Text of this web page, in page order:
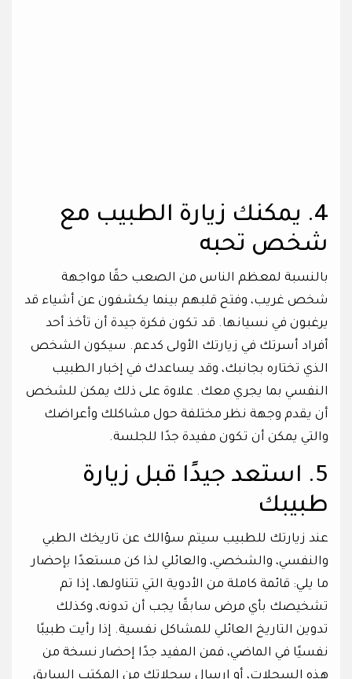
4. يمكنك زيارة الطبيب مع
شخص تحبه
بالنسبة لمعظم الناس من الصعب حقًا مواجهة
شخص غريب، وفتح قلبهم بينما يكشفون عن أشياء قد
يرغبون في نسيانها. قد تكون فكرة جيدة أن تأخذ أحد
أفراد أسرتك في زيارتك الأولى كدعم. سيكون الشخص
الذي تختاره بجانبك، وقد يساعدك في إخبار الطبيب
النفسي بما يجري معك. علاوة على ذلك يمكن للشخص
أن يقدم وجهة نظر مختلفة حول مشاكلك وأعراضك
والتي يمكن أن تكون مفيدة جدًا للجلسة.
5. استعد جيدًا قبل زيارة
طبيبك
عند زيارتك للطبيب سيتم سؤالك عن تاريخك الطبي
والنفسي، والشخصي، والعائلي لذا كن مستعدًا بإحضار
ما يلي: قائمة كاملة من الأدوية التي تتناولها، إذا تم
تشخيصك بأي مرض سابقًا يجب أن تدونه، وكذلك
تدوين التاريخ العائلي للمشاكل نفسية. إذا رأيت طبيبًا
نفسيًا في الماضي، فمن المفيد جدًا إحضار نسخة من
هذه السجلات، أو إرسال سجلاتك من المكتب السابق